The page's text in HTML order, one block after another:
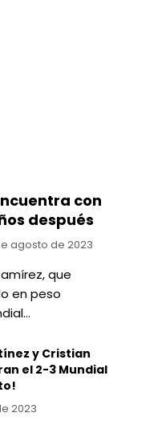
con
después
agosto de 2023
que
en peso
y Cristian
el 2-3 Mundial
2023